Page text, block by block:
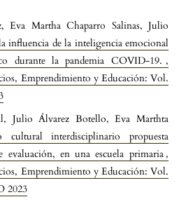
Eva Martha Chaparro Salinas, Julio
influencia de la inteligencia emocional
durante la pandemia COVID-19.,
Emprendimiento y Educación: Vol.
Julio Álvarez Botello, Eva Marthta
cultural interdisciplinario propuesta
evaluación, en una escuela primaria,
Emprendimiento y Educación: Vol.
2023